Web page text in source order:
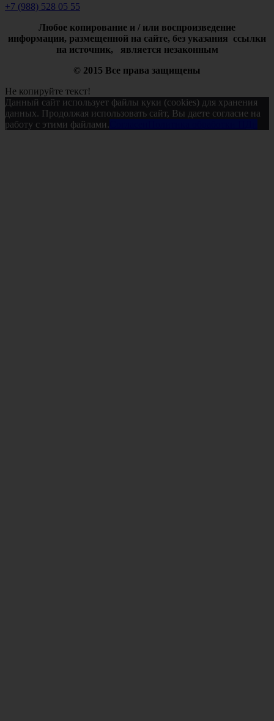
+7 (988) 528 05 55
Любое копирование и / или воспроизведение
информации, размещенной на сайте, без указания ссылки
на источник, является незаконным
© 2015 Все права защищены
Не копируйте текст!
Данный сайт использует файлы куки (cookies) для хранения
данных. Продолжая использовать сайт, Вы даете согласие на
работу с этими файлами.